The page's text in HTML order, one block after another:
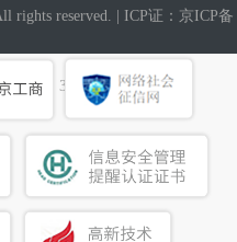
rights reserved. | ICP证：京ICP备
览器：360浏览器